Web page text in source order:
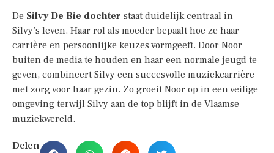
De Silvy De Bie dochter staat duidelijk centraal in
Silvy’s leven. Haar rol als moeder bepaalt hoe ze haar
carrière en persoonlijke keuzes vormgeeft. Door Noor
buiten de media te houden en haar een normale jeugd te
geven, combineert Silvy een succesvolle muziekcarrière
met zorg voor haar gezin. Zo groeit Noor op in een veilige
omgeving terwijl Silvy aan de top blijft in de Vlaamse
muziekwereld.
Delen